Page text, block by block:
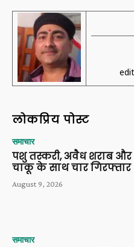
लोकप्रिय पोस्ट
समाचार
पशु तस्करी, अवैध शराब और
चाकू के साथ चार गिरफ्तार
August 9, 2026
समाचार